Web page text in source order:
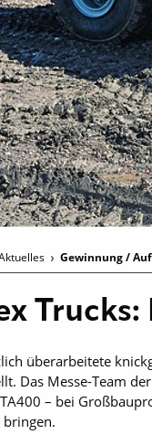
Gewinnung /
überarbeitete
Das Messe-Team
– bei
bringen.